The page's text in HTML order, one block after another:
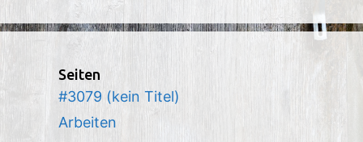
Seiten
#3079 (kein Titel)
Arbeiten